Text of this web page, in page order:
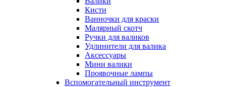
Кисти
Ванночки для краски
Малярный скотч
Ручки для валиков
Удлинители для валика
Аксессуары
Мини валики
Проявочные лампы
Вспомогательный инструмент